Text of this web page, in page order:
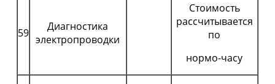
59
Диагностика
электропроводки
Стоимость
рассчитывается
по
нормо-часу